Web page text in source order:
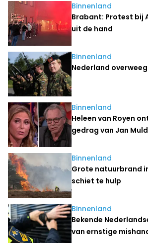
Binnenland
Brabant: Protest bij
uit de hand
Binnenland
Nederland
Binnenland
Heleen van Royen
gedrag van Jan
Binnenland
Grote natuurbrand
schiet te hulp
Binnenland
Bekende
van ernstige